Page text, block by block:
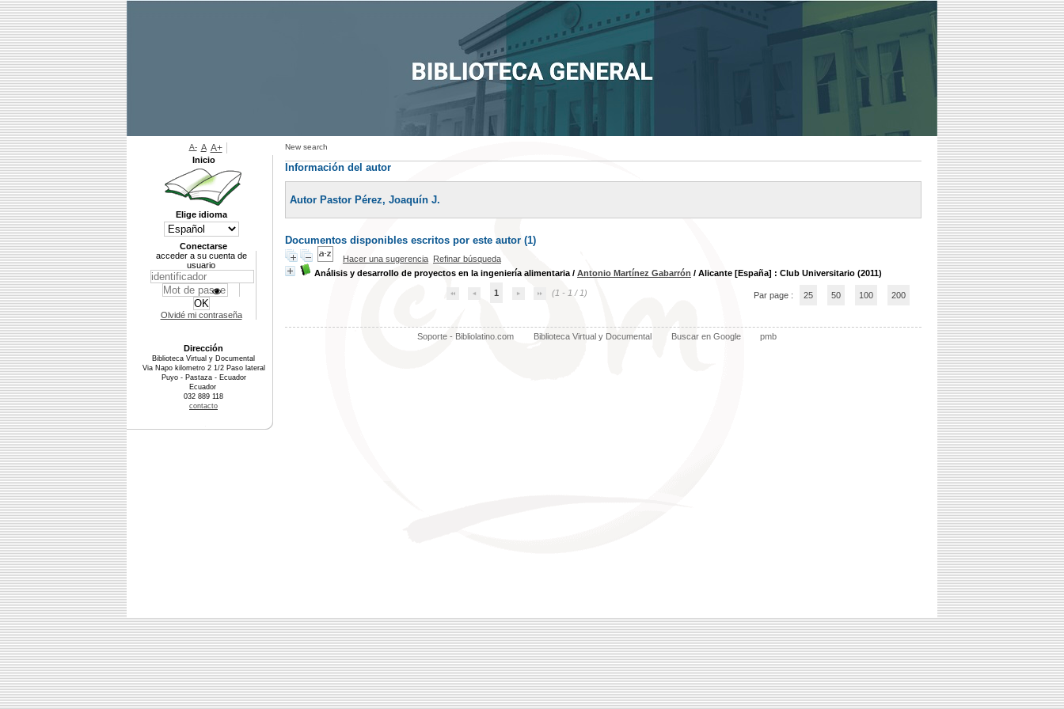
New search
Información del autor
Autor Pastor Pérez, Joaquín J.
Documentos disponibles escritos por este autor (1)
Hacer una sugerencia Refinar búsqueda
Análisis y desarrollo de proyectos en la ingeniería alimentaria / Antonio Martínez Gabarrón / Alicante [España] : Club Universitario (2011)
1 (1 - 1 / 1) Par page : 25 50 100 200
Soporte - Bibliolatino.com Biblioteca Virtual y Documental Buscar en Google pmb
A- A A+
Inicio
Elige idioma
Conectarse
acceder a su cuenta de
usuario
Olvidé mi contraseña
Dirección
Biblioteca Virtual y Documental
Via Napo kilometro 2 1/2 Paso lateral
Puyo - Pastaza - Ecuador
Ecuador
032 889 118
contacto